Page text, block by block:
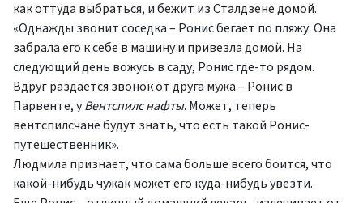
как оттуда выбраться, и бежит из Сталдзене домой.
«Однажды звонит соседка – Ронис бегает по пляжу. Она
забрала его к себе в машину и привезла домой. На
следующий день вожусь в саду, Ронис где-то рядом.
Вдруг раздается звонок от друга мужа – Ронис в
Парвенте, уВентспилс нафты. Может, теперь
вентспилсчане будут знать, что есть такой Ронис-
путешественник».
Людмила признает, что сама больше всего боится, что
какой-нибудь чужак может его куда-нибудь увезти.